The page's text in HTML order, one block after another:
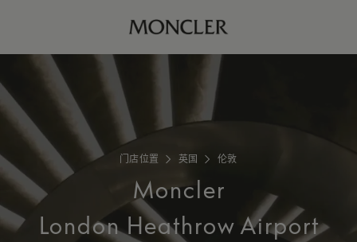
门店位置 英国 伦敦
Moncler
London Heathrow Airport